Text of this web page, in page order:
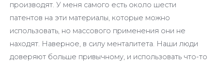
производят. У меня самого есть около шести
патентов на эти материалы, которые можно
использовать, но массового применения они не
находят. Наверное, в силу менталитета. Наши люди
доверяют больше привычному, и использовать что-то